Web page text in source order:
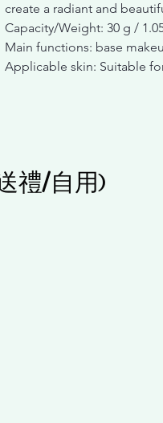
create a radiant and
Capacity/Weight: 30 g /
Main functions: base
Applicable skin: Suitable
禮/自用)